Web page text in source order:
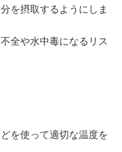
を摂取するようにしま
全や水中毒になるリス
を使って適切な温度を